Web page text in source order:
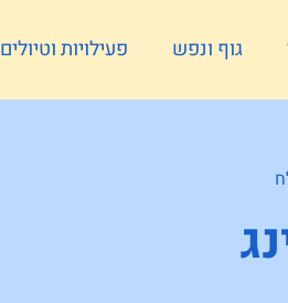
גוף ונפש פעילויות וטיולים